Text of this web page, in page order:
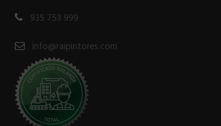
935 753 999
info@raipintores.com